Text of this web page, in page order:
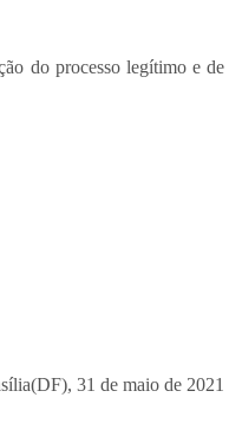
do processo legítimo e de
31 de maio de 2021